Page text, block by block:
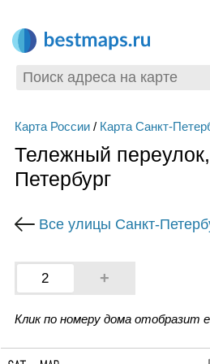
Карта России/ Карта Санкт-
Тележный
Петербург
Все улицы Санкт-
2 +
Клик по номеру дома отобразит